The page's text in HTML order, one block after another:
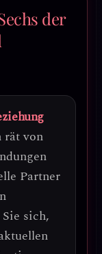
der
rät von
Partner
sich,